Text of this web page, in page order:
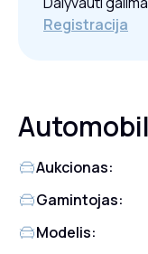
Registracija
Aukcionas:
Gamintojas:
Modelis: